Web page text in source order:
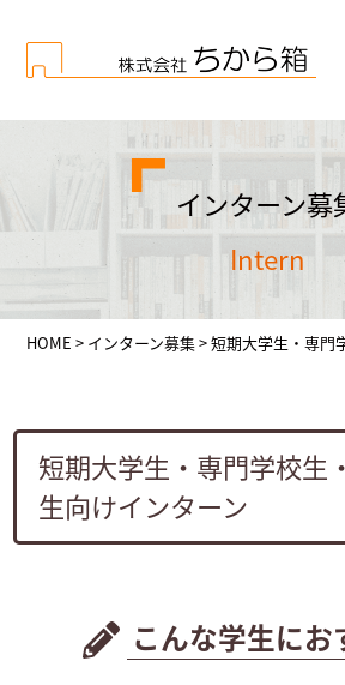
インターン募
intern
HOME > インターン募集>短期大学生・専門
短期大学生・専門学校生
生向けインターン
こんな学生にお